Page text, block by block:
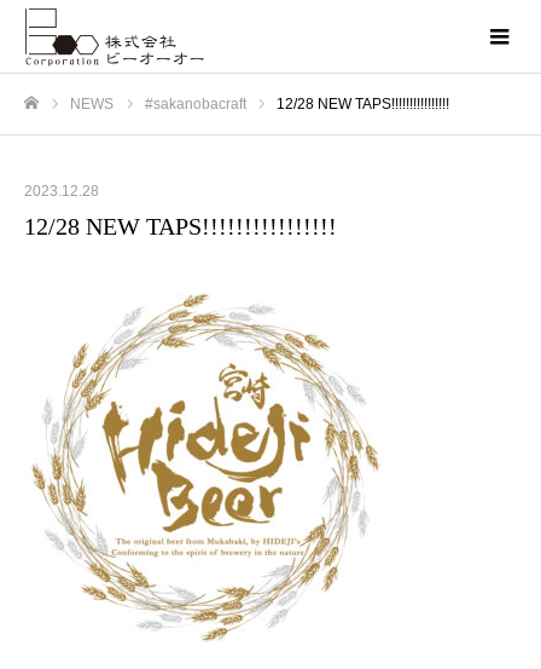
NEWS #sakanobacraft 12/28 NEW TAPS!!!!!!!!!!!!!!!!
2023.12.28
12/28 NEW TAPS!!!!!!!!!!!!!!!!